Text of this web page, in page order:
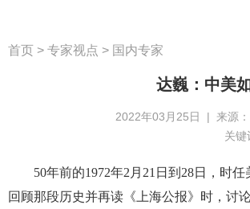
首页 > 专家视点 > 国内专家
达巍：中美
2022年03月25日 | 来源
关键
50年前的1972年2月21日到28日，时
回顾那段历史并再读《上海公报》时，讨